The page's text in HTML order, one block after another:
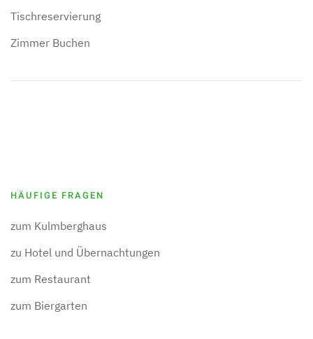
Tischreservierung
Zimmer Buchen
HÄUFIGE FRAGEN
zum Kulmberghaus
zu Hotel und Übernachtungen
zum Restaurant
zum Biergarten